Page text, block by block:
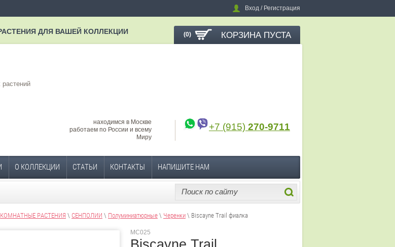
Вход / Регистрация
(0) КОРЗИНА ПУСТА
ДЛЯ ВАШЕЙ КОЛЛЕКЦИИ
находимся в Москве
работаем по России и всему
Миру
+7 (915) 270-9711
О КОЛЛЕКЦИИ СТАТЬИ КОНТАКТЫ НАПИШИТЕ НАМ
КОМНАТНЫЕ РАСТЕНИЯ \ СЕНПОЛИИ \ Полуминиатюрные \ Черенки \ Biscayne Trail фиалка
MC025